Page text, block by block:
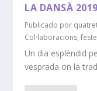
LA DANSÀ 2019
Publicado por
Col·laboracions,
Un dia esplèndid
vesprada on la